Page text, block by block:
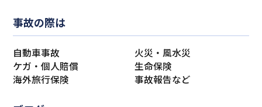
事故の際は
自動車事故
火災・風水災
ケガ・個人賠償
生命保険
海外旅行保険
事故報告など